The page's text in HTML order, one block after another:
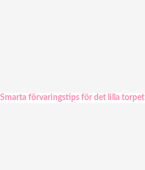
Smarta förvaringstips för det lilla torpet